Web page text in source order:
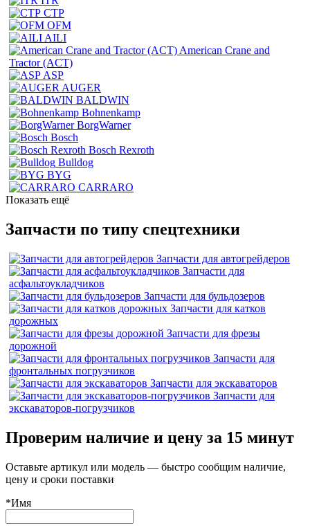
CTP
OFM
AILI
American Crane and
Tractor (ACT)
ASP
AUGER
BALDWIN
Bohnenkamp
BorgWarner
Bosch
Bosch Rexroth
Bulldog
BYG
CARRARO
Показать ещё
Запчасти по типу спецтехники
Запчасти для автогрейдеров
Запчасти для
асфальтоукладчиков
Запчасти для бульдозеров
Запчасти для катков
дорожных
Запчасти для фрезы
дорожной
Запчасти для
фронтальных погрузчиков
Запчасти для экскаваторов
Запчасти для
экскаваторов-погрузчиков
Проверим наличие и цену за 15 минут
Оставьте артикул или модель — быстро сообщим наличие,
цену и сроки поставки
*Имя